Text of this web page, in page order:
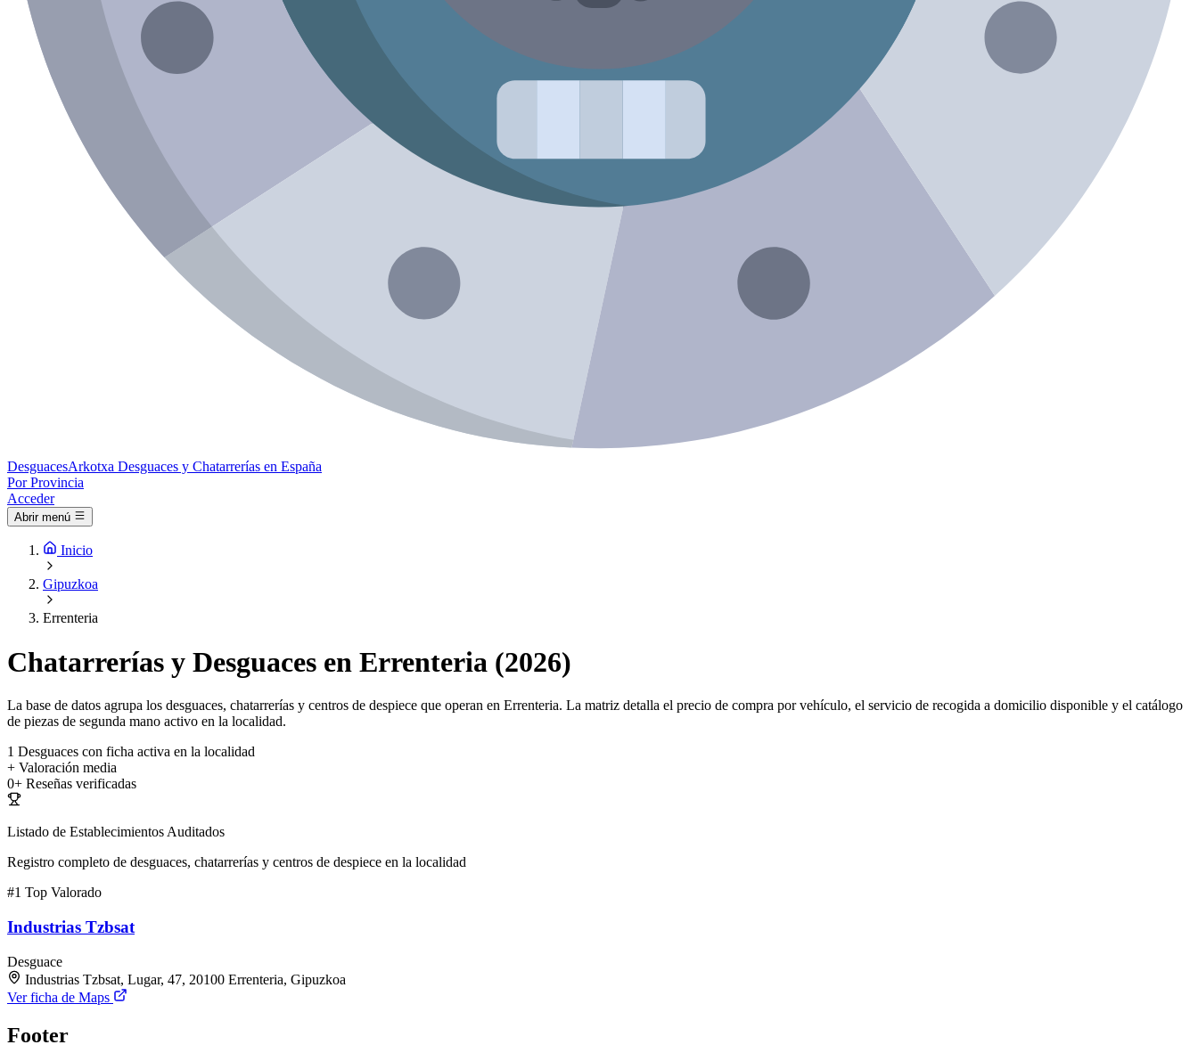
DesguacesArkotxa Desguaces y Chatarrerías en España
Por Provincia
Acceder
Abrir menú
Inicio
Gipuzkoa
Errenteria
Chatarrerías y Desguaces en Errenteria (2026)
La base de datos agrupa los desguaces, chatarrerías y centros de despiece que operan en Errenteria. La matriz detalla el precio de compra por vehículo, el servicio de recogida a domicilio disponible y el catálogo
de piezas de segunda mano activo en la localidad.
1 Desguaces con ficha activa en la localidad
+ Valoración media
0+ Reseñas verificadas
Listado de Establecimientos Auditados
Registro completo de desguaces, chatarrerías y centros de despiece en la localidad
#1 Top Valorado
Industrias Tzbsat
Desguace
Industrias Tzbsat, Lugar, 47, 20100 Errenteria, Gipuzkoa
Ver ficha de Maps
Footer